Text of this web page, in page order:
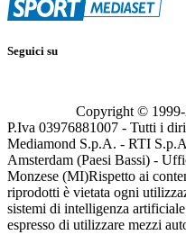
Seguici su
Copyright © 1999-
P.Iva 03976881007 - Tutti i
Mediamond S.p.A. - RTI
Amsterdam (Paesi Bassi) -
Monzese (MI)Rispetto ai
riprodotti è vietata ogni
sistemi di intelligenza
espresso di utilizzare mezzi